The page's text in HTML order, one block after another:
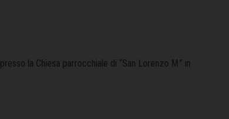
presso la Chiesa parrocchiale di “San Lorenzo M.” in